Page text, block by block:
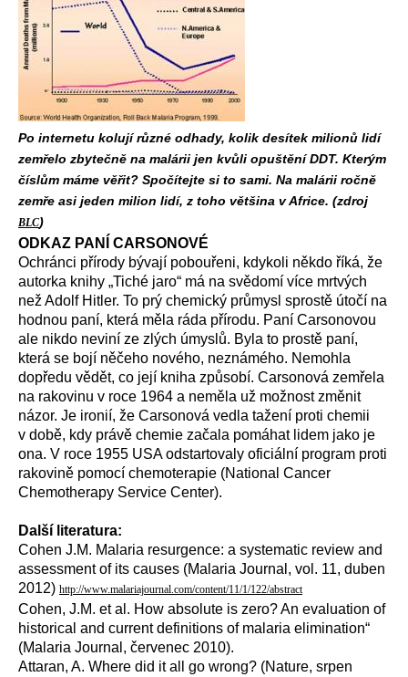
Po internetu kolují různé odhady, kolik desítek milionů lidí
zemřelo zbytečně na malárii jen kvůli opuštění DDT. Kterým
číslům máme věřit? Spočítejte si to sami. Na malárii ročně
zemře asi jeden milion lidí, z toho většina v Africe. (zdroj
BLC)
ODKAZ PANÍ CARSONOVÉ
Ochránci přírody bývají pobouřeni, kdykoli někdo říká, že
autorka knihy „Tiché jaro“ má na svědomí více mrtvých
než Adolf Hitler. To prý chemický průmysl sprostě útočí na
hodnou paní, která měla ráda přírodu. Paní Carsonovou
ale nikdo neviní ze zlých úmyslů. Byla to prostě paní,
která se bojí něčeho nového, neznámého. Nemohla
dopředu vědět, co její kniha způsobí. Carsonová zemřela
na rakovinu v roce 1964 a neměla už možnost změnit
názor. Je ironií, že Carsonová vedla tažení proti chemii
v době, kdy právě chemie začala pomáhat lidem jako je
ona. V roce 1955 USA odstartovaly oficiální program proti
rakovině pomocí chemoterapie (National Cancer
Chemotherapy Service Center).
Další literatura:
Cohen J.M. Malaria resurgence: a systematic review and
assessment of its causes (Malaria Journal, vol. 11, duben
2012) http://www.malariajournal.com/content/11/1/122/abstract
Cohen, J.M. et al. How absolute is zero? An evaluation of
historical and current definitions of malaria elimination“
(Malaria Journal, červenec 2010).
Attaran, A. Where did it all go wrong? (Nature, srpen